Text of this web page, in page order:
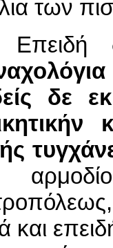
των
Επειδή
δε
και